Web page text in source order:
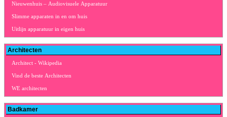
Nieuwenhuis – Audiovisuele Apparatuur
Slimme apparaten in en om huis
Uitlijn apparatuur in eigen huis
Architecten
Architect - Wikipedia
Vind de beste Architecten
WE architecten
Badkamer